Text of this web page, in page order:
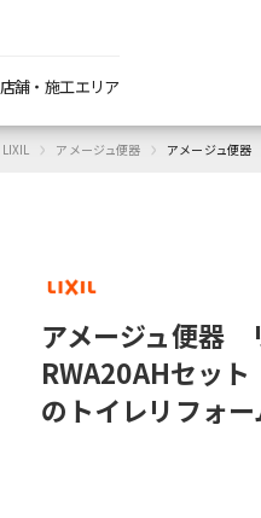
店舗・施工エリア
LIXIL › アメージュ便器 › アメージュ便器
アメージュ便器
RWA20AHセッ
のトイレリフォ